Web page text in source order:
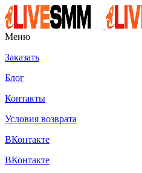
Меню
Заказать
Блог
Контакты
Условия возврата
ВКонтакте
ВКонтакте